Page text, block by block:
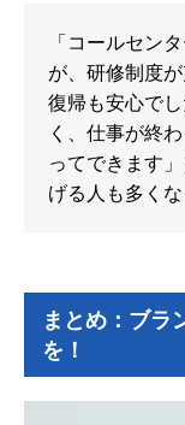
「コールセン
が、研修制度
復帰も安心で
く、仕事が終
ってできます
げる人も多くな
まとめ：ブラ
を！